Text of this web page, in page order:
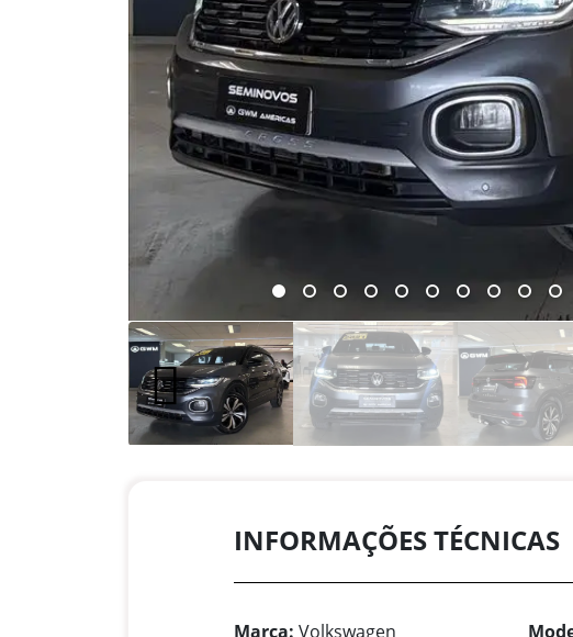
INFORMAÇÕES TÉCNICAS
Marca: Volkswagen